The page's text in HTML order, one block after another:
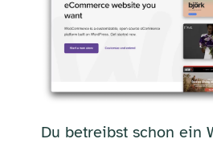
Du betreibst schon ein